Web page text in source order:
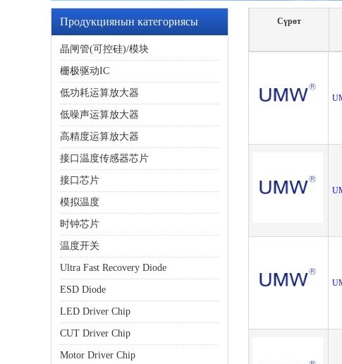
Продукциянын категориясы
晶闸管(可控硅)/模块
栅极驱动IC
低功耗运算放大器
低噪声运算放大器
高精度运算放大器
接口温度传感器芯片
接口芯片
模拟温度
时钟芯片
温度开关
Ultra Fast Recovery Diode
ESD Diode
LED Driver Chip
CUT Driver Chip
Motor Driver Chip
Сүрөт